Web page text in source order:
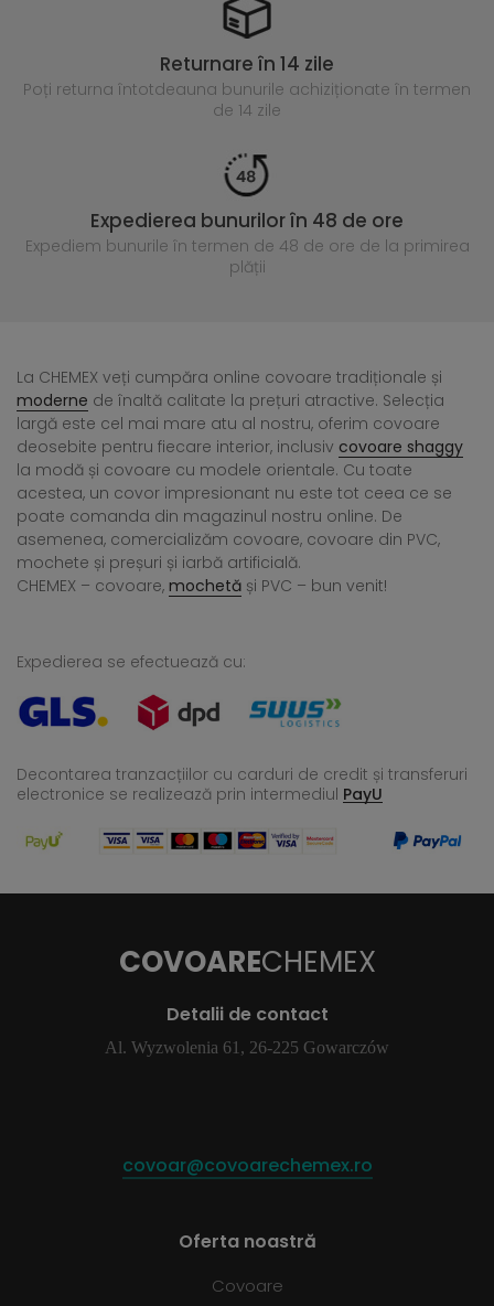
Returnare în 14 zile
Poți returna întotdeauna bunurile achiziționate în termen
de 14 zile
Expedierea bunurilor în 48 de ore
Expediem bunurile în termen de 48 de ore de la primirea
plății
La CHEMEX veți cumpăra online covoare tradiționale și
moderne de înaltă calitate la prețuri atractive. Selecția
largă este cel mai mare atu al nostru, oferim covoare
deosebite pentru fiecare interior, inclusiv covoare shaggy
la modă și covoare cu modele orientale. Cu toate
acestea, un covor impresionant nu este tot ceea ce se
poate comanda din magazinul nostru online. De
asemenea, comercializăm covoare, covoare din PVC,
mochete și preșuri și iarbă artificială.
CHEMEX – covoare, mochetă și PVC – bun venit!
Expedierea se efectuează cu:
Decontarea tranzacțiilor cu carduri de credit și transferuri
electronice se realizează prin intermediul PayU
COVOARECHEMEX
Detalii de contact
Al. Wyzwolenia 61, 26-225 Gowarczów
covoar@covoarechemex.ro
Oferta noastră
Covoare